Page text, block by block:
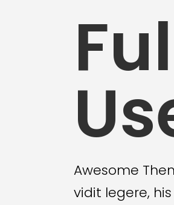
Awesome
vidit legere,